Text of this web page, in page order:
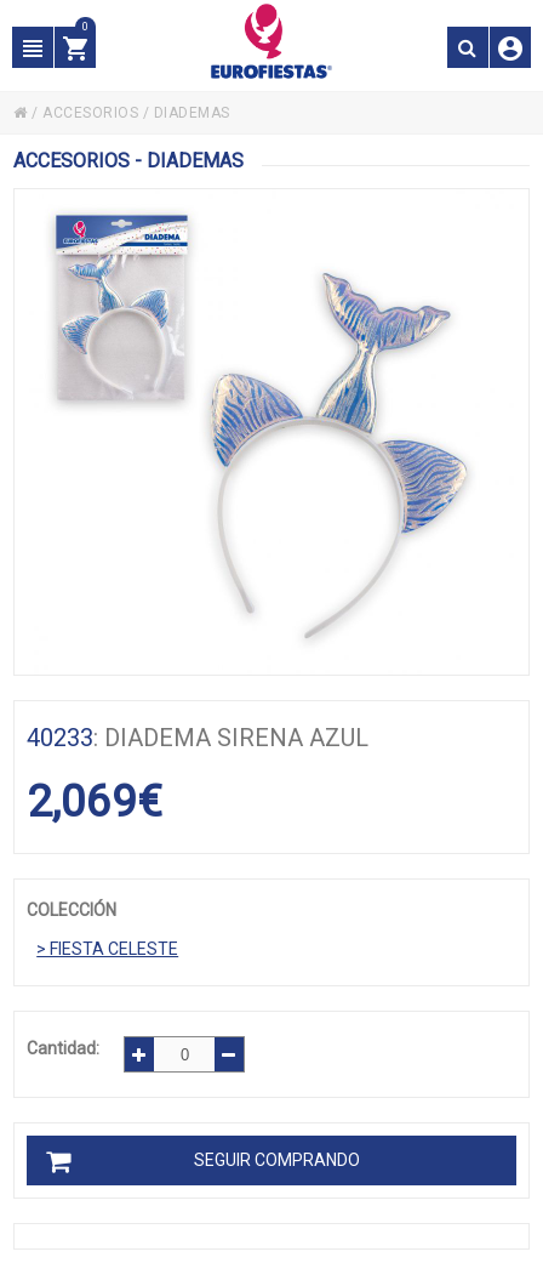
0
/ ACCESORIOS / DIADEMAS
ACCESORIOS - DIADEMAS
40233: DIADEMA SIRENA AZUL
2,069€
COLECCIÓN
> FIESTA CELESTE
Cantidad:
SEGUIR COMPRANDO